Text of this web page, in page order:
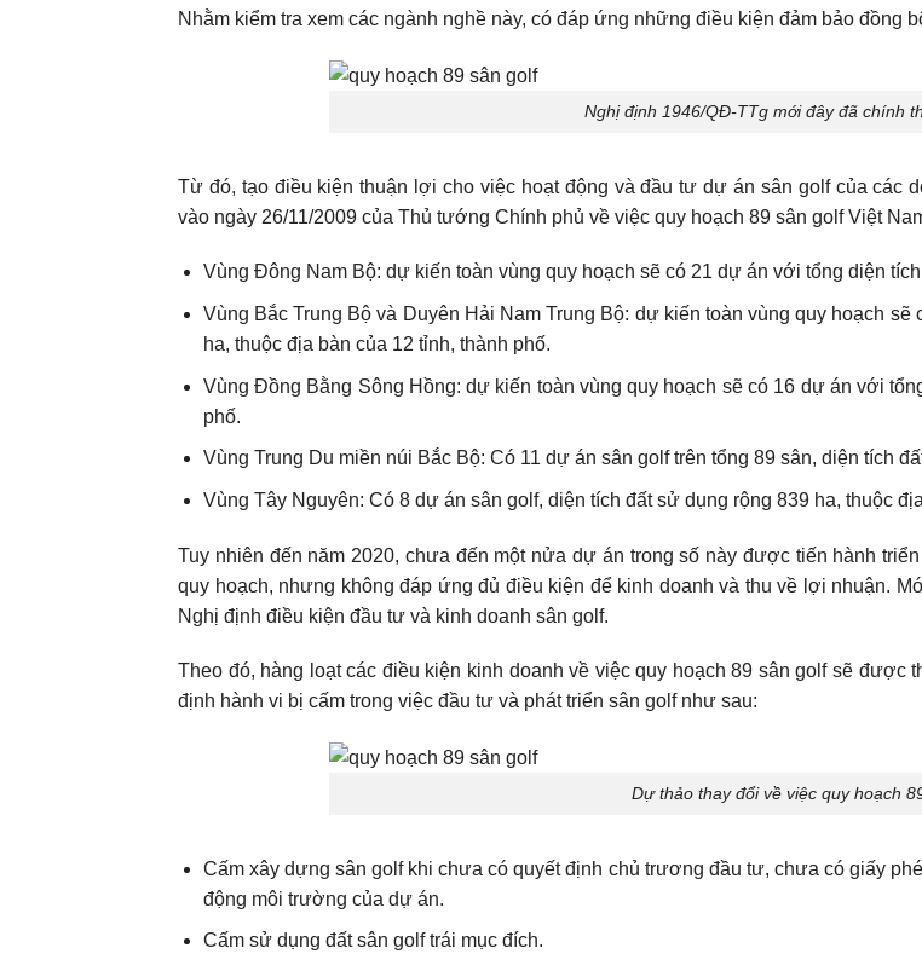
Nhằm kiểm tra xem các ngành nghề này, có đáp ứng những điều kiện đảm bảo đồng
Nghị định 1946/QĐ-TTg mới đây đã chính
Từ đó, tạo điều kiện thuận lợi cho việc hoạt động và đầu tư dự án sân golf của các
vào ngày 26/11/2009 của Thủ tướng Chính phủ về việc quy hoạch 89 sân golf Việt
Vùng Đông Nam Bộ: dự kiến toàn vùng quy hoạch sẽ có 21 dự án với tổng diện
Vùng Bắc Trung Bộ và Duyên Hải Nam Trung Bộ: dự kiến toàn vùng quy hoạch
ha, thuộc địa bàn của 12 tỉnh, thành phố.
Vùng Đồng Bằng Sông Hồng: dự kiến toàn vùng quy hoạch sẽ có 16 dự án với
phố.
Vùng Trung Du miền núi Bắc Bộ: Có 11 dự án sân golf trên tổng 89 sân, diện tích
Vùng Tây Nguyên: Có 8 dự án sân golf, diện tích đất sử dụng rộng 839 ha, thuộc
Tuy nhiên đến năm 2020, chưa đến một nửa dự án trong số này được tiến hành
quy hoạch, nhưng không đáp ứng đủ điều kiện để kinh doanh và thu về lợi nhuận.
Nghị định điều kiện đầu tư và kinh doanh sân golf.
Theo đó, hàng loạt các điều kiện kinh doanh về việc quy hoạch 89 sân golf sẽ được
định hành vi bị cấm trong việc đầu tư và phát triển sân golf như sau:
Dự thảo thay đổi về việc quy hoạch
Cấm xây dựng sân golf khi chưa có quyết định chủ trương đầu tư, chưa có giấy
động môi trường của dự án.
Cấm sử dụng đất sân golf trái mục đích.